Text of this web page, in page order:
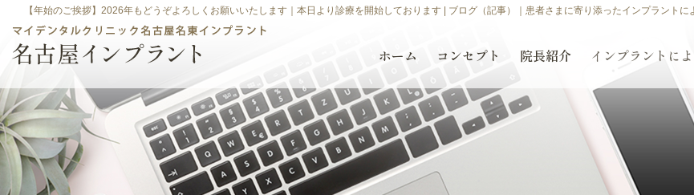
【年始のご挨拶】2026年もどうぞよろしくお願いいたします｜本日より診療を開始しております | ブログ（記事）｜患者さまに寄り添ったインプラント
ホーム コンセプト 院長紹介 インプラントに